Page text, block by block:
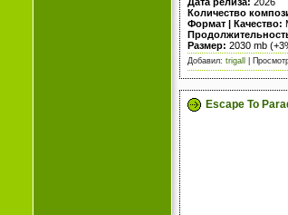
Количество
Формат | Качество:
Размер: 2030 mb
Добавил: trigall |
Escape To